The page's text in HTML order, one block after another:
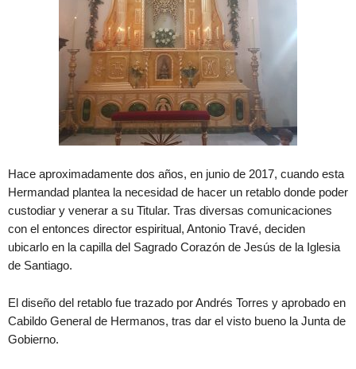
Hace aproximadamente dos años, en junio de 2017, cuando esta
Hermandad plantea la necesidad de hacer un retablo donde poder
custodiar y venerar a su Titular. Tras diversas comunicaciones
con el entonces director espiritual, Antonio Travé, deciden
ubicarlo en la capilla del Sagrado Corazón de Jesús de la Iglesia
de Santiago.
El diseño del retablo fue trazado por Andrés Torres y aprobado en
Cabildo General de Hermanos, tras dar el visto bueno la Junta de
Gobierno.